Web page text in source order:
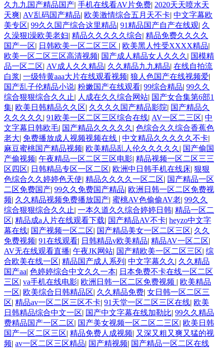
久九九国产精品国产| 手机在线看AV片免费| 2020天天喷水天
天爽| AV乱码国产精品| 欧美激情综合五月天不卡| 中文字幕欧
美专区| 99久久国产综合这里精品| 91精品国产自产在线观| 久
久澡狠l澡欧美老妇| 精品久久久久久综合| 精品免费久久久久
国产一区| 日韩欧美一区二区三区 | 欧美黑人性受XXXX精品|
欧美一区二区三区高清视频| 国产成人精品女人久久久 | 国模精
品一区二区| AV成人久久精品| 久久精品九九精品| 在线自拍流
白浆| 一级特黄aaa大片在线观看视频| 狼人色国产在线视频爱|
国产乱子伦精品小说| 粉嫩国产在线观看| 99综合精品| 99久久
综合狠狠综合久久止| 人成在久久综合网站| 国产女合集第6部1
集| 欧美日韩精品久久区| 久久久久国产精品影院| 国产精品久
久久久久久 | 91欧美一区二区三区综合在线| AV一区二三区| 中
文字幕日韩欧毛| 国产精品久久久久久 | 色综合久久综合香蕉色
老大| 免费播放成人视频视频在线 | 中文精品久久久久久不卡|
麻豆蜜桃国产精品视频| 欧美精品乱人伦久久久久久 | 国产偷国
产偷视频| 午夜精品一区二区三区电影| 精品视频一区二区三三
区四区| 日韩精品专区一区二区| 欧洲中日韩手机在线床| 狠狠
色综合久久婷婷色天使| 精品久久久久一区二区| 国产精品一区
二区免费国产| 99久久免费国产精品| 欧洲日韩一区二区免费视
频| 久久精品视频免费播放国产| 蜜桃AV色偷偷AV老| 99久久
综合狠狠综合久久止| 一本久道久久综合婷婷日韩| 精品一区二
区| 精品成a人片在线观看下载| 国产精品AV不卡| heyzo中文字
幕在线| 国产视频一区二区| 国产精品美女一区二区三区| 久久
免费视频| 91在线观看| 日韩精品v欧美精品| 精品AV一区二区|
AV无在线观看直播| 午夜JK网站| 国产精欧美一区二区三区| 综
合欧美在线一区| 精品国产成人系列 | 中文字幕久久 | 久久精品
国产aa| 色婷婷综合中文久久一本| 日本免费不卡在线一区二区
三区| va手机在线电影| 欧洲日韩一区二区免费视频 | 欧美精品
一区| 欧美综合日韩精品区| 久久精品免费| 女日韩一区二区三
区| 精品av一区二区三区不卡| 91天堂一区二区三区在线| 欧美
日韩精品综合中文一区| 国产中文字幕在线加勒比| 99久久精品
费精品国产一区二区| 国产美女视频一区二区二三区| 欧美日韩
国产一区二区三区| 精品免费人成视频| 又深又粗又爽又猛的视
频| av一区二区三区精品| 国产精视频| 国产精品一区二区在线